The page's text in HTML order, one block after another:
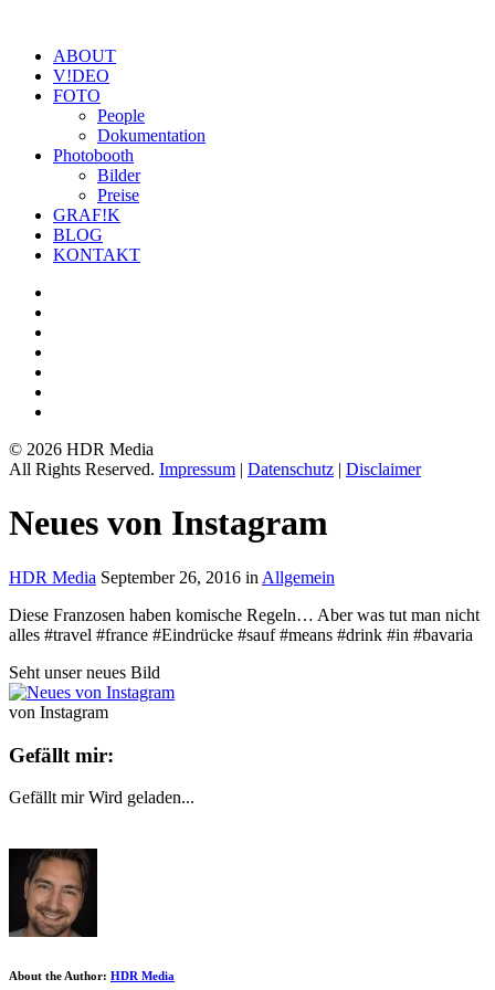
ABOUT
V!DEO
FOTO
People
Dokumentation
Photobooth
Bilder
Preise
GRAF!K
BLOG
KONTAKT
© 2026 HDR Media
All Rights Reserved. Impressum | Datenschutz | Disclaimer
Neues von Instagram
HDR Media September 26, 2016 in Allgemein
Diese Franzosen haben komische Regeln… Aber was tut man nicht
alles #travel #france #Eindrücke #sauf #means #drink #in #bavaria
Seht unser neues Bild
von Instagram
Gefällt mir:
Gefällt mir Wird geladen...
About the Author: HDR Media